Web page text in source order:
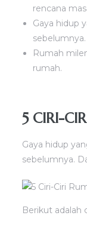
rencana
Gaya hidup
Rumah
rumah.
5 CIRI-
Gaya hidup
sebelumnya.
Berikut adalah